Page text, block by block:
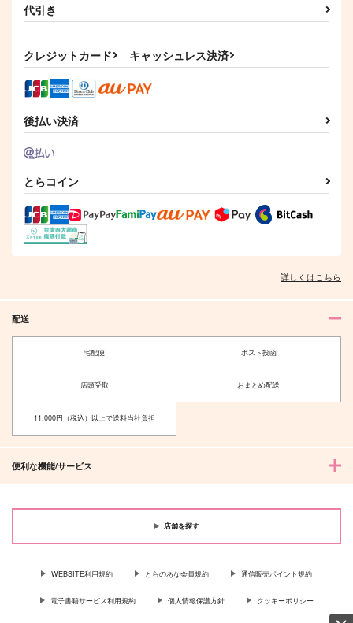
代引き
クレジットカード キャッシュレス決済
後払い決済
とらコイン
詳しくはこちら
配送
宅配便 ポスト投函
店頭受取 おまとめ配送
11,000円（税込）以上で送料当社負担
便利な機能/サービス
店舗を探す
WEBSITE利用規約 とらのあな会員規約 通信販売ポイント規約
電子書籍サービス利用規約 個人情報保護方針 クッキーポリシー